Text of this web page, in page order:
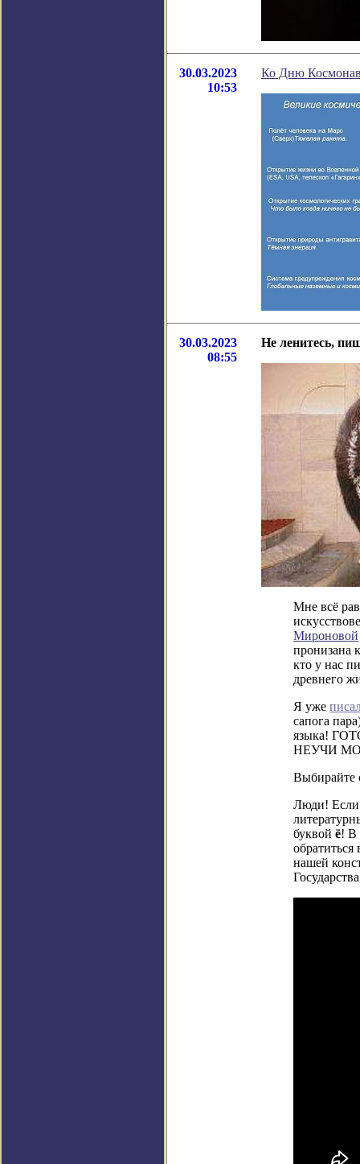
30.03.2023
10:53
Ко Дню
30.03.2023
08:55
Не ленитесь,
Мне всё
Мироновой
пронизана
кто у нас
древнего
Я уже
сапога
языка!
НЕУЧИ
Выбирайте
Люди! Если
буквой ё! В
нашей